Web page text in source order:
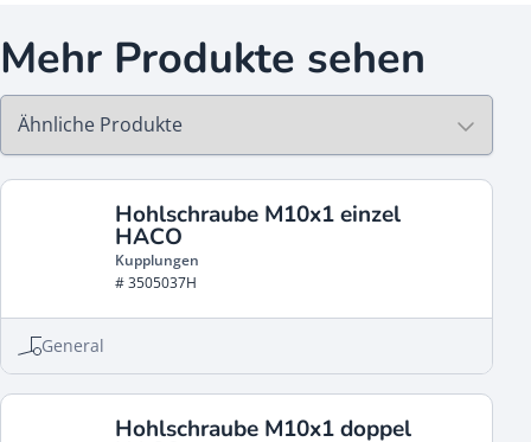
Mehr Produkte sehen
Hohlschraube M10x1 einzel
HACO
Kupplungen
# 3505037H
General
Hohlschraube M10x1 doppel